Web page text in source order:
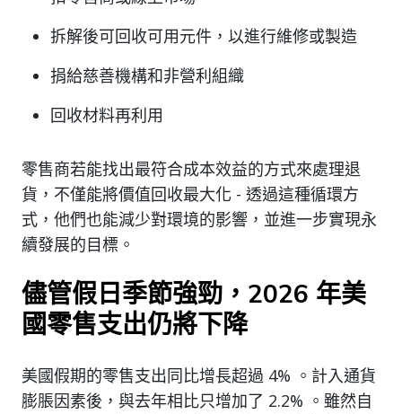
拆解後可回收可用元件，以進行維修或製造
捐給慈善機構和非營利組織
回收材料再利用
零售商若能找出最符合成本效益的方式來處理退
貨，不僅能將價值回收最大化 - 透過這種循環方
式，他們也能減少對環境的影響，並進一步實現永
續發展的目標。
儘管假日季節強勁，2026 年美
國零售支出仍將下降
美國假期的零售支出同比增長超過 4% 。計入通貨
膨脹因素後，與去年相比只增加了 2.2% 。雖然自